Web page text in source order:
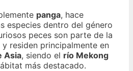
panga, hace
especies dentro del género
peces son parte de la
y residen principalmente en
Asia, siendo el río Mekong
más destacado.